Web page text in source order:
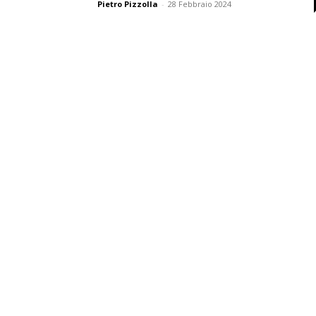
Pietro Pizzolla - 28 Febbraio 2024